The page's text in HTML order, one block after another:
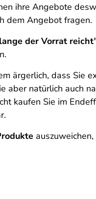
ihre Angebote
dem Angebot fragen.
der Vorrat reicht
ärgerlich, dass Sie
aber natürlich auch
kaufen Sie im